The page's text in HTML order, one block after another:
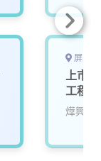
屏東
上市
工程師
燁興企